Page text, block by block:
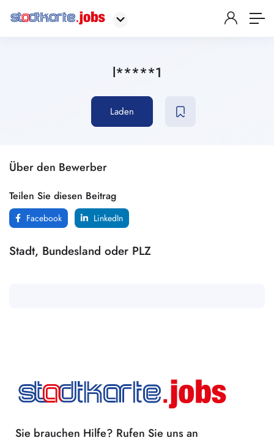
l*****1
Laden
Über den Bewerber
Teilen Sie diesen Beitrag
Facebook LinkedIn
Stadt, Bundesland oder PLZ
Sie brauchen Hilfe? Rufen Sie uns an